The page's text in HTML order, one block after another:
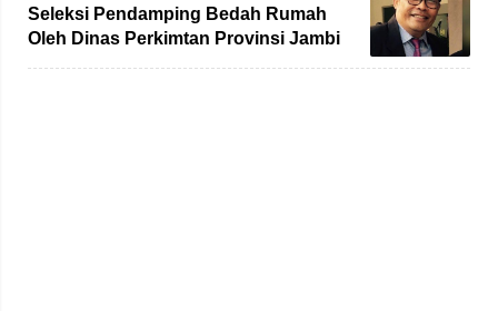
Seleksi Pendamping Bedah Rumah
Oleh Dinas Perkimtan Provinsi Jambi
Kembali Dikritik